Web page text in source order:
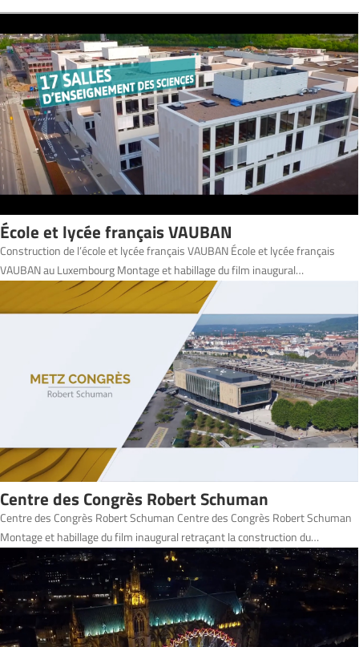
École et lycée français VAUBAN
Construction de l’école et lycée français VAUBAN École et lycée français
VAUBAN au Luxembourg Montage et habillage du film inaugural…
Centre des Congrès Robert Schuman
Centre des Congrès Robert Schuman Centre des Congrès Robert Schuman
Montage et habillage du film inaugural retraçant la construction du…